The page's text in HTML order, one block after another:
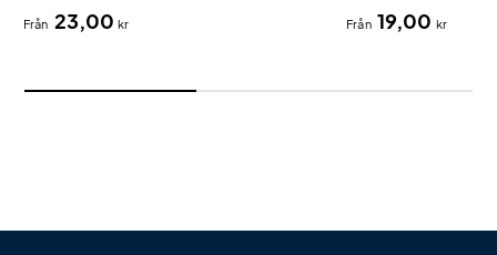
eller handväskan.
Från 23,00kr
rustik, naturnära
Från 19,00 kr